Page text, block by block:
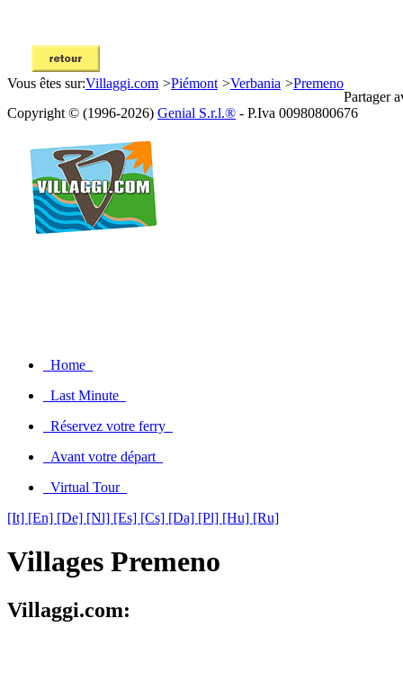
Vous êtes sur:Villaggi.com >Piémont >Verbania >Premeno
Partager
Copyright © (1996-2026) Genial S.r.l.® - P.Iva 00980800676
Home
Last Minute
Réservez votre ferry
Avant votre départ
Virtual Tour
[It] [En] [De] [Nl] [Es] [Cs] [Da] [Pl] [Hu] [Ru]
Villages Premeno
Villaggi.com: